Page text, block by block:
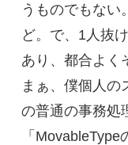
うものでもない
ど。で、1人抜
あり、都合よく
まぁ、僕個人の
の普通の事務処
「MovableType